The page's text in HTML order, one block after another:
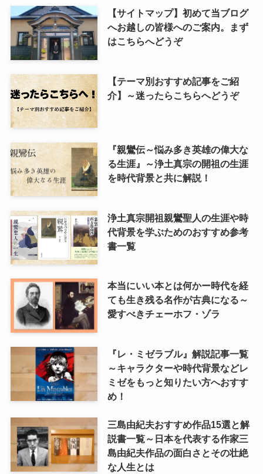
【サイトマップ】初めて当ブログ
へお越しの皆様へのご案内。まず
はこちらへどうぞ
【テーマ別おすすめ記事をご紹
介】～迷ったらこちらへどうぞ
『親鸞伝～悩み多き英雄の偉大な
る生涯』～浄土真宗の開祖の生涯
を時代背景と共に解説！
浄土真宗開祖親鸞聖人の生涯や時
代背景を学ぶためのおすすめ参考
書一覧
本当にいい本とは何かー時代を経
ても生き残る名作が古典になる～
愛すべきチェーホフ・ゾラ
『レ・ミゼラブル』解説記事一覧
～キャラクターや時代背景などレ
ミゼをもっと知りたい方へおすす
め！
三島由紀夫おすすめ作品15選と解
説書一覧～日本を代表する作家三
島由紀夫作品の面白さとその壮絶
な人生とは